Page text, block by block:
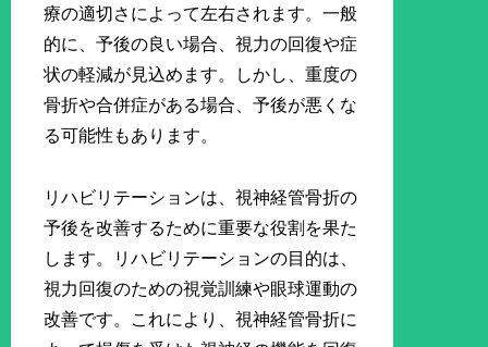
療の適切さによって左右されます。一般
的に、予後の良い場合、視力の回復や症
状の軽減が見込めます。しかし、重度の
骨折や合併症がある場合、予後が悪くな
る可能性もあります。
リハビリテーションは、視神経管骨折の
予後を改善するために重要な役割を果た
します。リハビリテーションの目的は、
視力回復のための視覚訓練や眼球運動の
改善です。これにより、視神経管骨折に